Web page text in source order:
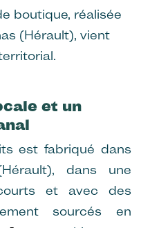
boutique, réalisée
(Hérault), vient
et un
est fabriqué dans
dans une
et avec des
sourcés en